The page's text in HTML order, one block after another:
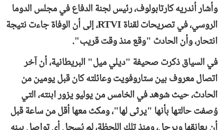
وأشار أندريه كارتابولوف، رئيس لجنة الدفاع في مجلس الدوما
الروسي، في تصريحات لقناةRTVI، إلى أن الوفاة جاءت نتيجة
انتحار، وأن الحادث "وقع منذ وقت قريب".
في السياق ذكرت صحيفة "ديلي ميل" البريطانية، أن آخر
اتصال معروف بين ستاروفويت وعائلته كان قبل يومين من
الحادث، حيث شوهد في الخامس من يوليو يزور ابنته، التي
وُصفت حالتها بأنها "يرثى لها"، ومكث معها أقل من ساعة قبل